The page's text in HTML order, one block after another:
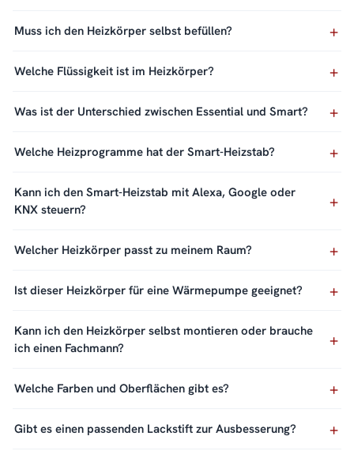
Muss ich den Heizkörper selbst befüllen?
Welche Flüssigkeit ist im Heizkörper?
Was ist der Unterschied zwischen Essential und Smart?
Welche Heizprogramme hat der Smart-Heizstab?
Kann ich den Smart-Heizstab mit Alexa, Google oder
KNX steuern?
Welcher Heizkörper passt zu meinem Raum?
Ist dieser Heizkörper für eine Wärmepumpe geeignet?
Kann ich den Heizkörper selbst montieren oder brauche
ich einen Fachmann?
Welche Farben und Oberflächen gibt es?
Gibt es einen passenden Lackstift zur Ausbesserung?